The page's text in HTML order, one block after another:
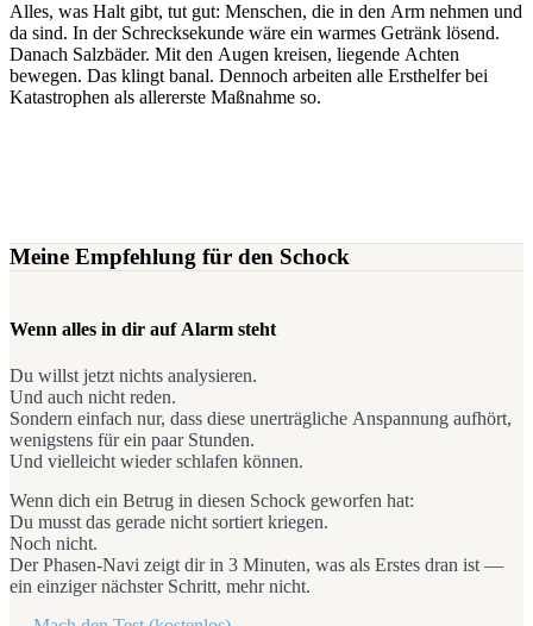
Alles, was Halt gibt, tut gut: Menschen, die in den Arm nehmen und
da sind. In der Schrecksekunde wäre ein warmes Getränk lösend.
Danach Salzbäder. Mit den Augen kreisen, liegende Achten
bewegen. Das klingt banal. Dennoch arbeiten alle Ersthelfer bei
Katastrophen als allererste Maßnahme so.
Meine Empfehlung für den Schock
Wenn alles in dir auf Alarm steht
Du willst jetzt nichts analysieren.
Und auch nicht reden.
Sondern einfach nur, dass diese unerträgliche Anspannung aufhört,
wenigstens für ein paar Stunden.
Und vielleicht wieder schlafen können.
Wenn dich ein Betrug in diesen Schock geworfen hat:
Du musst das gerade nicht sortiert kriegen.
Noch nicht.
Der Phasen-Navi zeigt dir in 3 Minuten, was als Erstes dran ist —
ein einziger nächster Schritt, mehr nicht.